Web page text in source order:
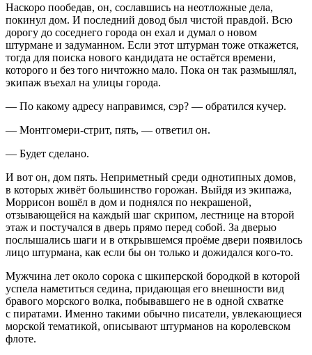
Наскоро пообедав, он, сославшись на неотложные дела,
покинул дом. И последний довод был чистой правдой. Всю
дорогу до соседнего города он ехал и думал о новом
штурмане и задуманном. Если этот штурман тоже откажется,
тогда для поиска нового кандидата не остаётся времени,
которого и без того ничтожно мало. Пока он так размышлял,
экипаж въехал на улицы города.
— По какому адресу направимся, сэр? — обратился кучер.
— Монтгомери-стрит, пять, — ответил он.
— Будет сделано.
И вот он, дом пять. Неприметный среди однотипных домов,
в которых живёт большинство горожан. Выйдя из экипажа,
Моррисон вошёл в дом и поднялся по некрашеной,
отзывающейся на каждый шаг скрипом, лестнице на второй
этаж и постучался в дверь прямо перед собой. За дверью
послышались шаги и в открывшемся проёме двери появилось
лицо штурмана, как если бы он только и дожидался кого-то.
Мужчина лет около сорока с шкиперской бородкой в которой
успела наметиться седина, придающая его внешности вид
бравого морского волка, побывавшего не в одной схватке
с пиратами. Именно такими обычно писатели, увлекающиеся
морской тематикой, описывают штурманов на королевском
флоте.